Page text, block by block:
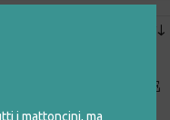
i mattoncini, ma
PUZZLE DOUBLE FACE